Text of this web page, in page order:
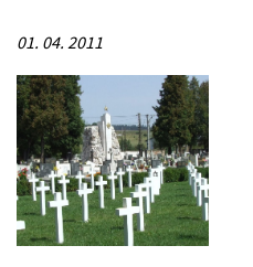
01. 04. 2011